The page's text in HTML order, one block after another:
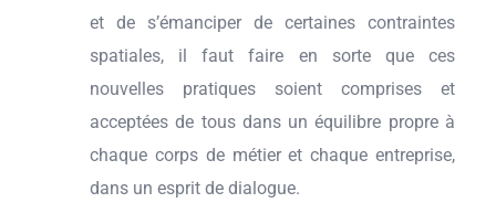
et de s’émanciper de certaines contraintes
spatiales, il faut faire en sorte que ces
nouvelles pratiques soient comprises et
acceptées de tous dans un équilibre propre à
chaque corps de métier et chaque entreprise,
dans un esprit de dialogue.